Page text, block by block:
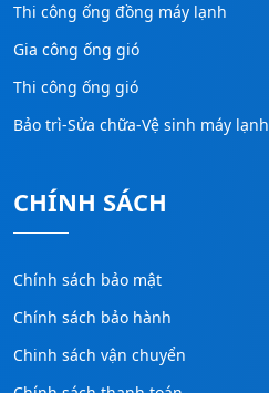
Thi công ống đồng máy lạnh
Gia công ống gió
Thi công ống gió
Bảo trì-Sửa chữa-Vệ sinh máy lạnh
CHÍNH SÁCH
Chính sách bảo mật
Chính sách bảo hành
Chinh sách vận chuyển